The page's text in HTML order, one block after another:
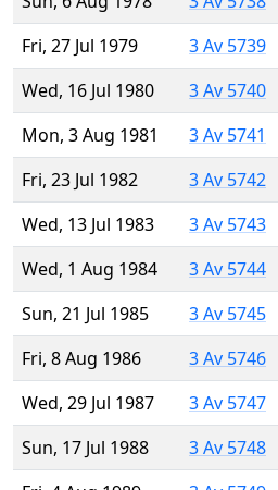
Fri, 27 Jul 1979
3 Av 5739
Wed, 16 Jul 1980
3 Av 5740
Mon, 3 Aug 1981
3 Av 5741
Fri, 23 Jul 1982
3 Av 5742
Wed, 13 Jul 1983
3 Av 5743
Wed, 1 Aug 1984
3 Av 5744
Sun, 21 Jul 1985
3 Av 5745
Fri, 8 Aug 1986
3 Av 5746
Wed, 29 Jul 1987
3 Av 5747
Sun, 17 Jul 1988
3 Av 5748